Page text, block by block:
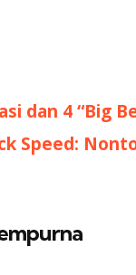
dan 4 “Big
Speed: